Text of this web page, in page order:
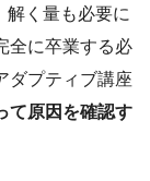
く量も必要に
全に卒業する必
ダプティブ講座
て原因を確認す